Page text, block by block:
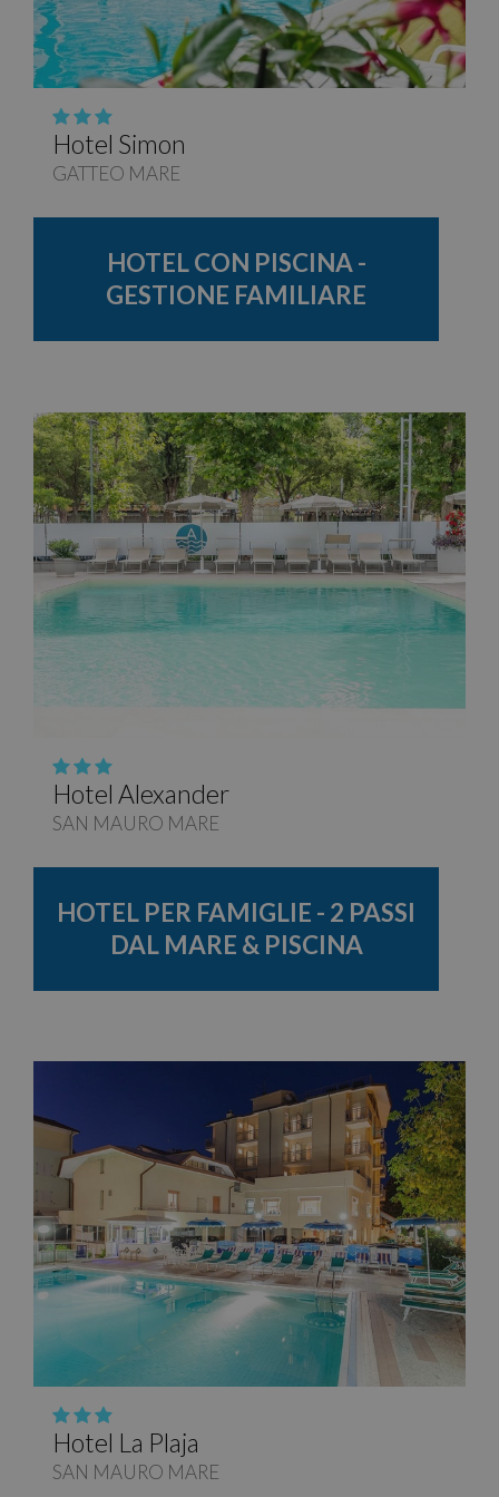
Hotel Simon
GATTEO MARE
HOTEL CON PISCINA -
GESTIONE FAMILIARE
Hotel Alexander
SAN MAURO MARE
HOTEL PER FAMIGLIE - 2 PASSI
DAL MARE & PISCINA
Hotel La Plaja
SAN MAURO MARE